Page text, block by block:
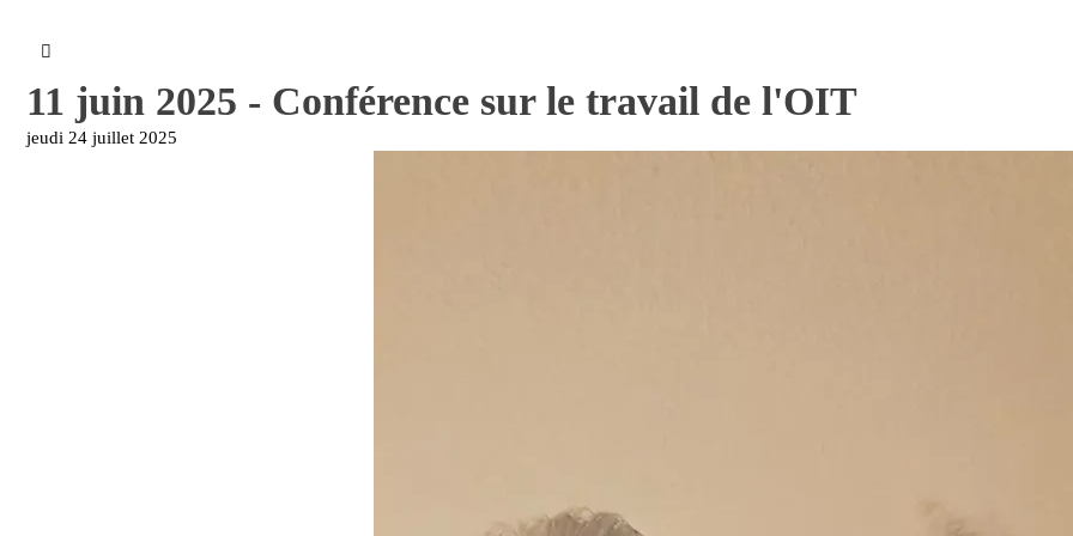
11 juin 2025 - Conférence sur le travail de l'OIT
jeudi 24 juillet 2025